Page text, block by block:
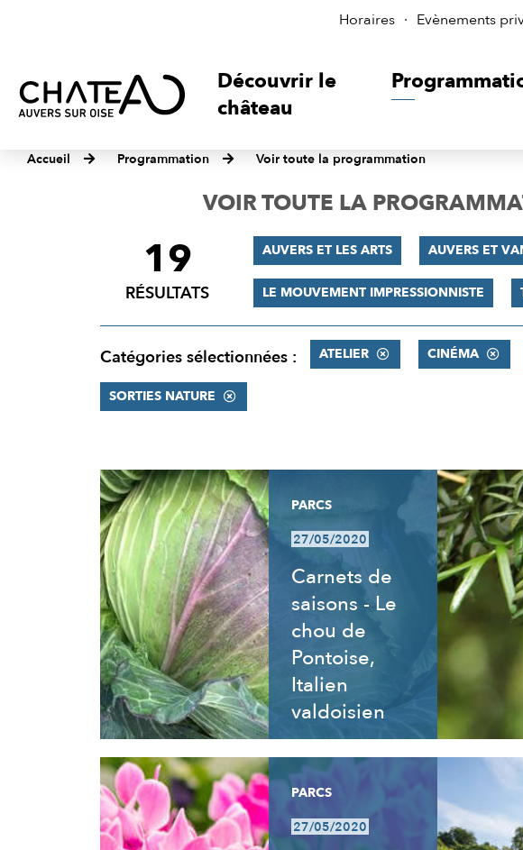
Horaires Evènements
Découvrir le
château
Accueil Programmation Voir toute la programmation
VOIR TOUTE LA
FILTRER
RÉSULTATS
19
RÉSULTATS
AUVERS ET LES ARTS AUVERS ET
LE MOUVEMENT IMPRESSIONNISTE
Catégories sélectionnées : ATELIER CINÉMA
SORTIES NATURE
RÉSULTATS
PARCS
27/05/2020
Carnets de
saisons - Le
chou de
Pontoise,
Italien
valdoisien
PARCS
27/05/2020